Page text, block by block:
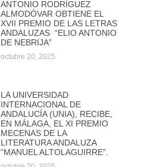
ANTONIO RODRÍGUEZ
ALMODÓVAR OBTIENE EL
XVII PREMIO DE LAS LETRAS
ANDALUZAS “ELIO ANTONIO
DE NEBRIJA”
octubre 20, 2025
LA UNIVERSIDAD
INTERNACIONAL DE
ANDALUCÍA (UNIA), RECIBE,
EN MÁLAGA, EL XI PREMIO
MECENAS DE LA
LITERATURA ANDALUZA
“MANUEL ALTOLAGUIRRE”.